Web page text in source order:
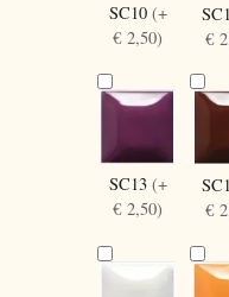
SC10 (+
€ 2,50)
€
SC13 (+
€ 2,50)
€